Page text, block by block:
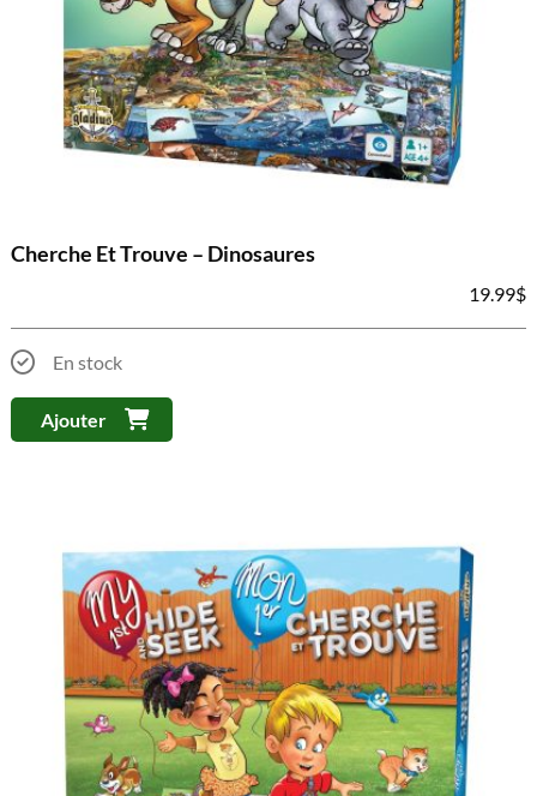
Cherche Et Trouve – Dinosaures
19.99$
En stock
Ajouter